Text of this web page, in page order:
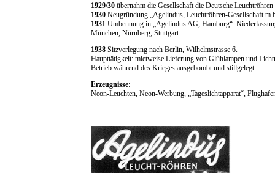
1929/30 übernahm die Gesellschaft die Deutsche
1930 Neugründung „Agelindus, Leuchtröhren-Gesellschaft
1931 Umbennung in „Agelindus AG, Hamburg“.
München, Nürnberg, Stuttgart.
1938 Sitzverlegung nach Berlin, Wilhelmstrasse 6.
Haupttätigkeit: mietweise Lieferung von Glühlampen und
Betrieb während des Krieges ausgebombt und stillgelegt.
Erzeugnisse:
Neon-Leuchten, Neon-Werbung, „Tageslichtapparat“,